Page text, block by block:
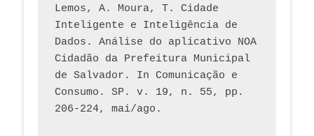
Lemos, A. Moura, T. Cidade
Inteligente e Inteligência de
Dados. Análise do aplicativo NOA
Cidadão da Prefeitura Municipal
de Salvador. In Comunicação e
Consumo. SP. v. 19, n. 55, pp.
206-224, mai/ago.